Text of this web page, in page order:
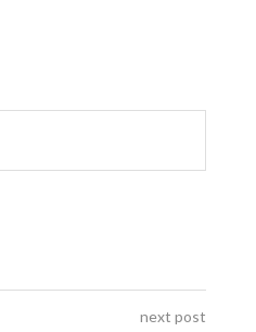
next post